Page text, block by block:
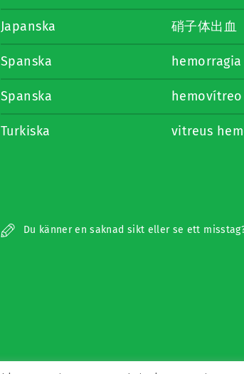
Japanska 硝子体出血
Spanska
Spanska hemovítreo
Turkiska vitreus
Du känner en saknad sikt eller se ett